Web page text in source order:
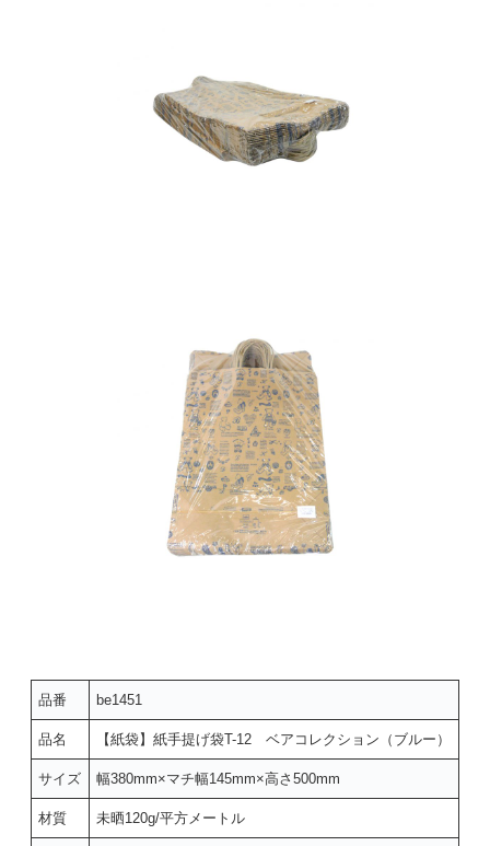
品番 be1451
品名 【紙袋】紙手提げ袋T-12 ベアコレクション（ブルー）
サイズ 幅380mm×マチ幅145mm×高さ500mm
材質 未晒120g/平方メートル